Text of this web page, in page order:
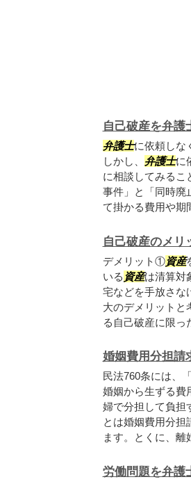
自己破産を弁護
弁護士に依頼しな
しかし、 弁護士に
に相談してみるこ
事件」と「同時廃
て掛かる費用や期
自己破産のメリ
デメリット①資産
いる 資産は清算対
宅などを手放さな
大のデメリット
る自己破産に限っ
婚姻費用分担請
民法760条には、
婚姻から生ずる費
婦で分担して負担
とは婚姻費用分担
ます。とくに、離
労働問題を弁護